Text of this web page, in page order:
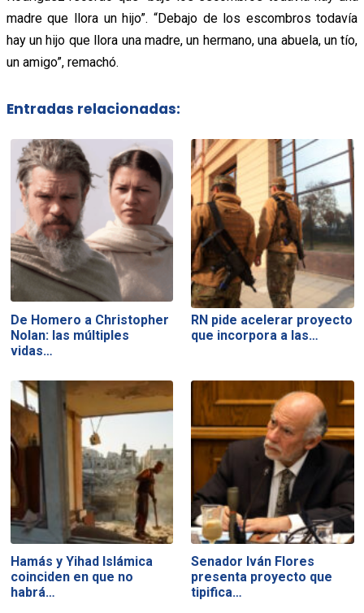
madre que llora un hijo”. “Debajo de los escombros todavía
hay un hijo que llora una madre, un hermano, una abuela, un tío,
un amigo”, remachó.
Entradas relacionadas:
De Homero a Christopher
Nolan: las múltiples
vidas…
RN pide acelerar proyecto
que incorpora a las…
Hamás y Yihad Islámica
coinciden en que no
habrá…
Senador Iván Flores
presenta proyecto que
tipifica…